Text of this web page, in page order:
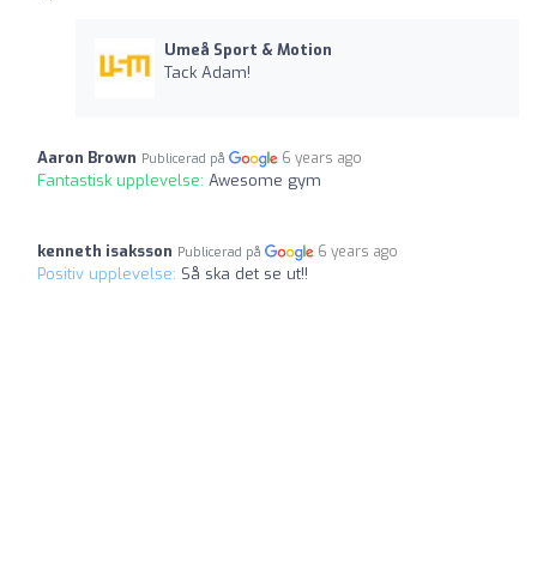
Umeå Sport & Motion
Tack Adam!
Aaron Brown Publicerad på 6 years ago
Fantastisk upplevelse: Awesome gym
kenneth isaksson Publicerad på 6 years ago
Positiv upplevelse: Så ska det se ut!!